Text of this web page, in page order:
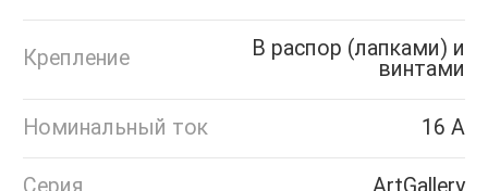
Крепление
В распор (лапками) и
винтами
Номинальный ток 16 А